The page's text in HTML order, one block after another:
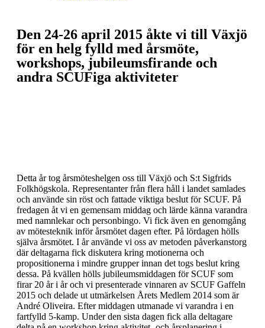
Den 24-26 april 2015 åkte vi till Växjö
för en helg fylld med årsmöte,
workshops, jubileumsfirande och
andra SCUFiga aktiviteter
Detta år tog årsmöteshelgen oss till Växjö och S:t Sigfrids
Folkhögskola. Representanter från flera håll i landet samlades
och använde sin röst och fattade viktiga beslut för SCUF. På
fredagen åt vi en gemensam middag och lärde känna varandra
med namnlekar och personbingo. Vi fick även en genomgång
av mötesteknik inför årsmötet dagen efter. På lördagen hölls
själva årsmötet. I år använde vi oss av metoden påverkanstorg
där deltagarna fick diskutera kring motionerna och
propositionerna i mindre grupper innan det togs beslut kring
dessa. På kvällen hölls jubileumsmiddagen för SCUF som
firar 20 år i år och vi presenterade vinnaren av SCUF Gaffeln
2015 och delade ut utmärkelsen Årets Medlem 2014 som är
André Oliveira. Efter middagen utmanade vi varandra i en
fartfylld 5-kamp. Under den sista dagen fick alla deltagare